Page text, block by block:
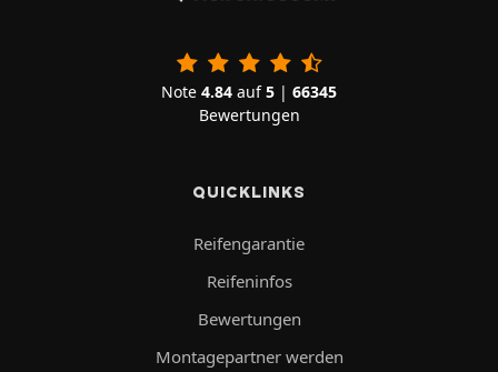
Note 4.84 auf5 | 66345
Bewertungen
QUICKLINKS
Reifengarantie
Reifeninfos
Bewertungen
Montagepartner werden